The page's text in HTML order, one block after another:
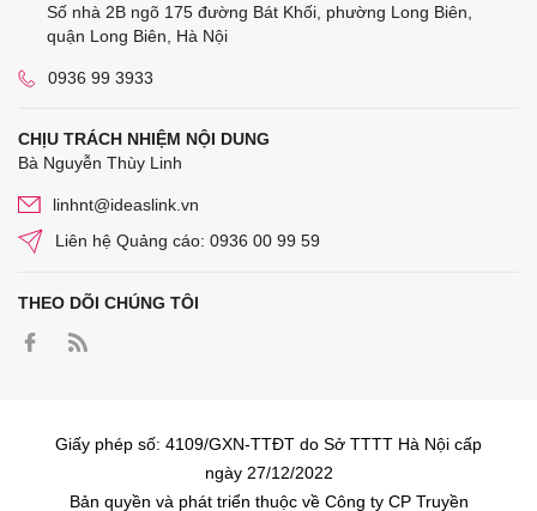
Số nhà 2B ngõ 175 đường Bát Khối, phường Long Biên,
quận Long Biên, Hà Nội
0936 99 3933
CHỊU TRÁCH NHIỆM NỘI DUNG
Bà Nguyễn Thùy Linh
linhnt@ideaslink.vn
Liên hệ Quảng cáo: 0936 00 99 59
THEO DÕI CHÚNG TÔI
Giấy phép số: 4109/GXN-TTĐT do Sở TTTT Hà Nội cấp
ngày 27/12/2022
Bản quyền và phát triển thuộc về Công ty CP Truyền